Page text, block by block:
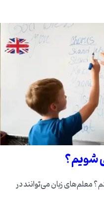
شویم؟
معلم‌های زبان می‌توانند در